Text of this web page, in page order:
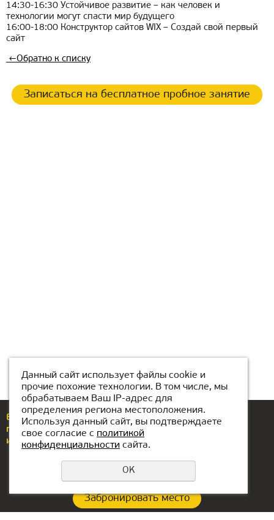
14:30-16:30 Устойчивое развитие – как человек и
технологии могут спасти мир будущего
16:00-18:00 Конструктор сайтов WIX – Создай свой первый
сайт
←Обратно к списку
Записаться на бесплатное пробное занятие
Еcли у вас возникли вопросы или предложения,
позвоните по номеру +7(776)077-31-01
или напишите намatyrau@kiber1.com
Забронировать место
Данный сайт использует файлы cookie и
прочие похожие технологии. В том числе, мы
обрабатываем Ваш IP-адрес для
определения региона местоположения.
Используя данный сайт, вы подтверждаете
свое согласие с политикой
конфиденциальности сайта.
OK